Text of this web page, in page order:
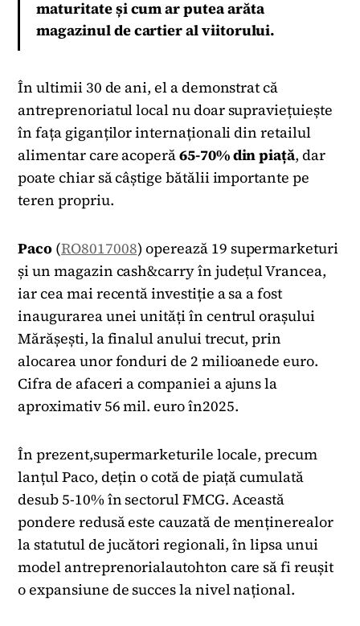
maturitate și cum ar putea arăta
magazinul de cartier al viitorului.
În ultimii 30 de ani, el a demonstrat că
antreprenoriatul local nu doar supraviețuiește
în fața giganților internaționali din retailul
alimentar care acoperă65-70% din piață, dar
poate chiar să câștige bătălii importante pe
teren propriu.
Paco (RO8017008) operează 19 supermarketuri
și un magazin cash&carry în județul Vrancea,
iar cea mai recentă investiție a sa a fost
inaugurarea unei unități în centrul orașului
Mărășești, la finalul anului trecut, prin
alocarea unor fonduri de 2 milioanede euro.
Cifra de afaceri a companiei a ajuns la
aproximativ 56 mil. euro în2025.
În prezent,supermarketurile locale, precum
lanțul Paco, dețin o cotă de piață cumulată
desub 5-10% în sectorul FMCG. Această
pondere redusă este cauzată de menținerealor
la statutul de jucători regionali, în lipsa unui
model antreprenorialautohton care să fi reușit
o expansiune de succes la nivel național.